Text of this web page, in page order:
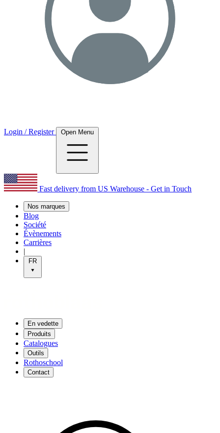
Login / Register Open Menu
Fast delivery from US Warehouse - Get in Touch
Nos marques
Blog
Société
Évènements
Carrières
|
FR
En vedette
Produits
Catalogues
Outils
Rothoschool
Contact